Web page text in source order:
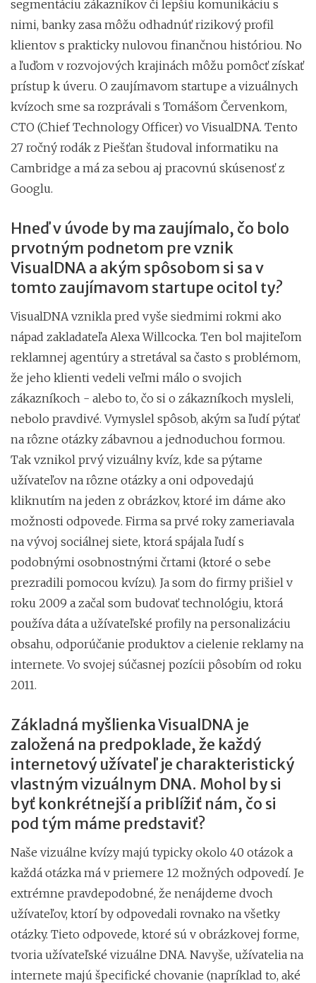
segmentáciu zákazníkov či lepšiu komunikáciu s
nimi, banky zasa môžu odhadnúť rizikový profil
klientov s prakticky nulovou finančnou históriou. No
a ľuďom v rozvojových krajinách môžu pomôcť získať
prístup k úveru. O zaujímavom startupe a vizuálnych
kvízoch sme sa rozprávali s Tomášom Červenkom,
CTO (Chief Technology Officer) vo VisualDNA. Tento
27 ročný rodák z Piešťan študoval informatiku na
Cambridge a má za sebou aj pracovnú skúsenosť z
Googlu.
Hneď v úvode by ma zaujímalo, čo bolo
prvotným podnetom pre vznik
VisualDNA a akým spôsobom si sa v
tomto zaujímavom startupe ocitol ty?
VisualDNA vznikla pred vyše siedmimi rokmi ako
nápad zakladateľa Alexa Willcocka. Ten bol majiteľom
reklamnej agentúry a stretával sa často s problémom,
že jeho klienti vedeli veľmi málo o svojich
zákazníkoch - alebo to, čo si o zákazníkoch mysleli,
nebolo pravdivé. Vymyslel spôsob, akým sa ľudí pýtať
na rôzne otázky zábavnou a jednoduchou formou.
Tak vznikol prvý vizuálny kvíz, kde sa pýtame
užívateľov na rôzne otázky a oni odpovedajú
kliknutím na jeden z obrázkov, ktoré im dáme ako
možnosti odpovede. Firma sa prvé roky zameriavala
na vývoj sociálnej siete, ktorá spájala ľudí s
podobnými osobnostnými črtami (ktoré o sebe
prezradili pomocou kvízu). Ja som do firmy prišiel v
roku 2009 a začal som budovať technológiu, ktorá
používa dáta a užívateľské profily na personalizáciu
obsahu, odporúčanie produktov a cielenie reklamy na
internete. Vo svojej súčasnej pozícii pôsobím od roku
2011.
Základná myšlienka VisualDNA je
založená na predpoklade, že každý
internetový užívateľ je charakteristický
vlastným vizuálnym DNA. Mohol by si
byť konkrétnejší a priblížiť nám, čo si
pod tým máme predstaviť?
Naše vizuálne kvízy majú typicky okolo 40 otázok a
každá otázka má v priemere 12 možných odpovedí. Je
extrémne pravdepodobné, že nenájdeme dvoch
užívateľov, ktorí by odpovedali rovnako na všetky
otázky. Tieto odpovede, ktoré sú v obrázkovej forme,
tvoria užívateľské vizuálne DNA. Navyše, užívatelia na
internete majú špecifické chovanie (napríklad to, aké